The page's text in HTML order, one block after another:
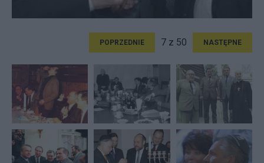
POPRZEDNIE 7 z 50 NASTĘPNE